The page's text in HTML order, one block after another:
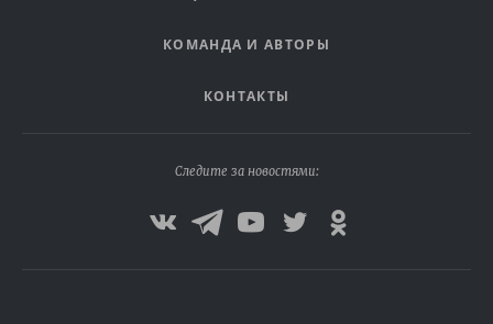
КОМАНДА И АВТОРЫ
КОНТАКТЫ
Следите за новостями: